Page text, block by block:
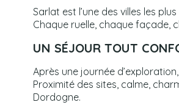
Sarlat est l’une des villes les
Chaque ruelle, chaque façade,
UN SÉJOUR TOUT
Après une journée
Proximité des sites, calme,
Dordogne.